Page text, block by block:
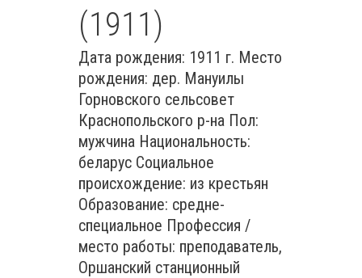
(1911)
Дата рождения: 1911 г. Место
рождения: дер. Мануилы
Горновского сельсовет
Краснопольского р-на Пол:
мужчина Национальность:
беларус Социальное
происхождение: из крестьян
Образование: средне-
специальное Профессия /
место работы: преподаватель,
Оршанский станционный